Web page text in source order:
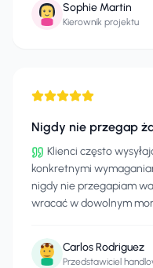
Sophie Martin
Kierownik projektu
Nigdy nie przegap
Klienci często
konkretnymi
nigdy nie przegapiam
wracać w dowolnym
Carlos Rodriguez
Przedstawiciel